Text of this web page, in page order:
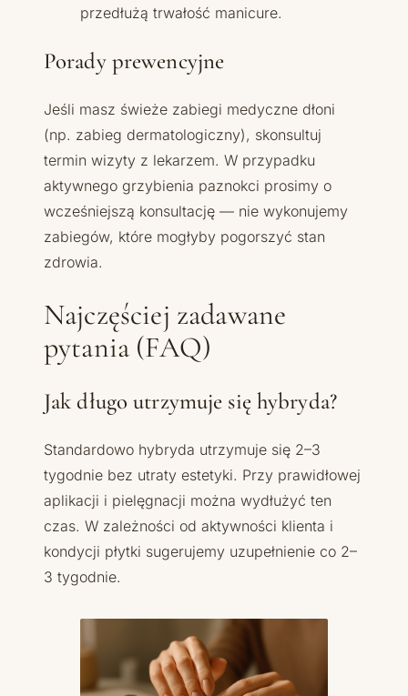
przedłużą trwałość manicure.
Porady prewencyjne
Jeśli masz świeże zabiegi medyczne dłoni
(np. zabieg dermatologiczny), skonsultuj
termin wizyty z lekarzem. W przypadku
aktywnego grzybienia paznokci prosimy o
wcześniejszą konsultację — nie wykonujemy
zabiegów, które mogłyby pogorszyć stan
zdrowia.
Najczęściej zadawane
pytania (FAQ)
Jak długo utrzymuje się hybryda?
Standardowo hybryda utrzymuje się 2–3
tygodnie bez utraty estetyki. Przy prawidłowej
aplikacji i pielęgnacji można wydłużyć ten
czas. W zależności od aktywności klienta i
kondycji płytki sugerujemy uzupełnienie co 2–
3 tygodnie.